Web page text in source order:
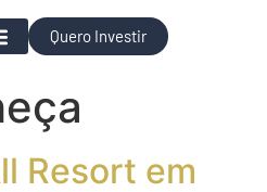
Quero Investir
Resort em